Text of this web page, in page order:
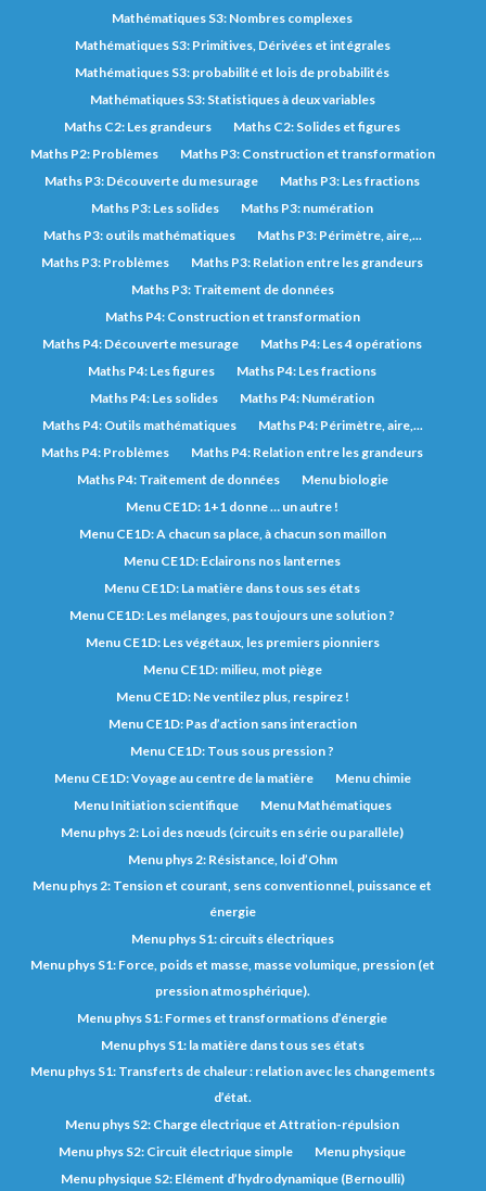
Mathématiques S3: Nombres complexes
Mathématiques S3: Primitives, Dérivées et intégrales
Mathématiques S3: probabilité et lois de probabilités
Mathématiques S3: Statistiques à deux variables
Maths C2: Les grandeurs
Maths C2: Solides et figures
Maths P2: Problèmes
Maths P3: Construction et transformation
Maths P3: Découverte du mesurage
Maths P3: Les fractions
Maths P3: Les solides
Maths P3: numération
Maths P3: outils mathématiques
Maths P3: Périmètre, aire,...
Maths P3: Problèmes
Maths P3: Relation entre les grandeurs
Maths P3: Traitement de données
Maths P4: Construction et transformation
Maths P4: Découverte mesurage
Maths P4: Les 4 opérations
Maths P4: Les figures
Maths P4: Les fractions
Maths P4: Les solides
Maths P4: Numération
Maths P4: Outils mathématiques
Maths P4: Périmètre, aire,...
Maths P4: Problèmes
Maths P4: Relation entre les grandeurs
Maths P4: Traitement de données
Menu biologie
Menu CE1D: 1+1 donne … un autre !
Menu CE1D: A chacun sa place, à chacun son maillon
Menu CE1D: Eclairons nos lanternes
Menu CE1D: La matière dans tous ses états
Menu CE1D: Les mélanges, pas toujours une solution ?
Menu CE1D: Les végétaux, les premiers pionniers
Menu CE1D: milieu, mot piège
Menu CE1D: Ne ventilez plus, respirez !
Menu CE1D: Pas d’action sans interaction
Menu CE1D: Tous sous pression ?
Menu CE1D: Voyage au centre de la matière
Menu chimie
Menu Initiation scientifique
Menu Mathématiques
Menu phys 2: Loi des nœuds (circuits en série ou parallèle)
Menu phys 2: Résistance, loi d’Ohm
Menu phys 2: Tension et courant, sens conventionnel, puissance et
énergie
Menu phys S1: circuits électriques
Menu phys S1: Force, poids et masse, masse volumique, pression (et
pression atmosphérique).
Menu phys S1: Formes et transformations d’énergie
Menu phys S1: la matière dans tous ses états
Menu phys S1: Transferts de chaleur : relation avec les changements
d’état.
Menu phys S2: Charge électrique et Attration-répulsion
Menu phys S2: Circuit électrique simple
Menu physique
Menu physique S2: Elément d’hydrodynamique (Bernoulli)